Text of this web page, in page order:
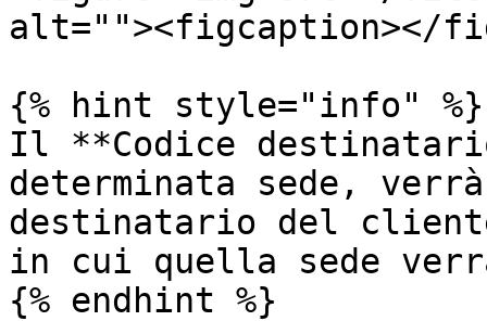
alt=""><figcaption></
{% hint style="info" %}
Il **Codice
determinata sede,
destinatario del
in cui quella sede
{% endhint %}